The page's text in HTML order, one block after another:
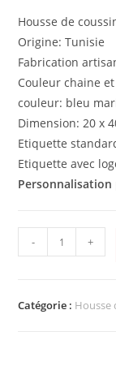
Housse de
Origine: Tunisie
Fabrication
Couleur chaine
couleur: bleu
Dimension: 20 x
Etiquette
Etiquette avec
- +
Catégorie : Housse